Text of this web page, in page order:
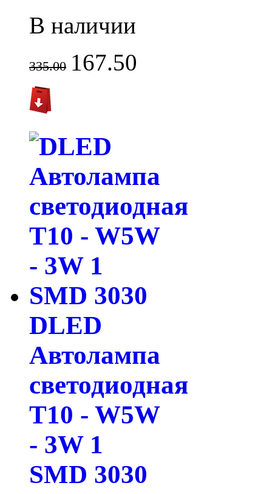
В наличии
335.00 167.50
DLED
Автолампа
светодиодная
T10 - W5W
- 3W 1
SMD 3030